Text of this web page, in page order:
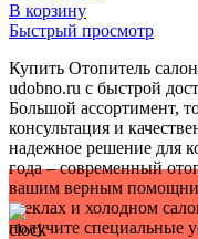
В корзину
Быстрый просмотр
Купить Отопитель
udobno.ru с быстрой
Большой ассортимент,
консультация и
надежное решение для
года – современный
вашим верным
стеклах и холодном
получите специальные